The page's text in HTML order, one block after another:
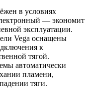
в условиях
— экономит
эксплуатации.
Vega оснащены
к
тягой.
автоматически
пламени,
тяги.